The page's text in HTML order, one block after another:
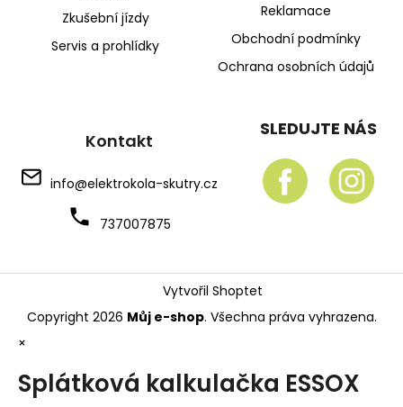
Zkušební jízdy
Servis a prohlídky
Reklamace
Obchodní podmínky
Ochrana osobních údajů
Kontakt
info@elektrokola-skutry.cz
737007875
SLEDUJTE NÁS
Vytvořil Shoptet
Copyright 2026 Můj e-shop. Všechna práva vyhrazena.
×
Splátková kalkulačka ESSOX